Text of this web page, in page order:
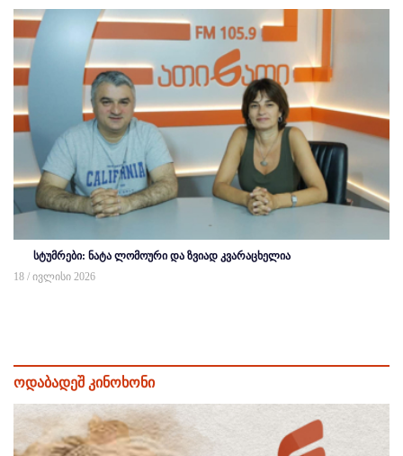
სტუმრები: ნატა ლომოური და ზვიად კვარაცხელია
18 / ივლისი 2026
ოდაბადეშ კინოხონი